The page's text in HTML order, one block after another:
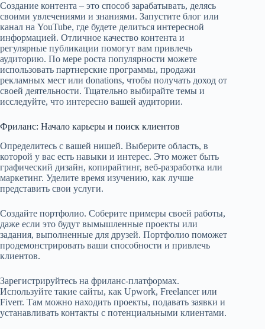
Создание контента – это способ зарабатывать, делясь
своими увлечениями и знаниями. Запустите блог или
канал на YouTube, где будете делиться интересной
информацией. Отличное качество контента и
регулярные публикации помогут вам привлечь
аудиторию. По мере роста популярности можете
использовать партнерские программы, продажи
рекламных мест или donations, чтобы получать доход от
своей деятельности. Тщательно выбирайте темы и
исследуйте, что интересно вашей аудитории.
Фриланс: Начало карьеры и поиск клиентов
Определитесь с вашей нишей. Выберите область, в
которой у вас есть навыки и интерес. Это может быть
графический дизайн, копирайтинг, веб-разработка или
маркетинг. Уделите время изучению, как лучше
представить свои услуги.
Создайте портфолио. Соберите примеры своей работы,
даже если это будут вымышленные проекты или
задания, выполненные для друзей. Портфолио поможет
продемонстрировать ваши способности и привлечь
клиентов.
Зарегистрируйтесь на фриланс-платформах.
Используйте такие сайты, как Upwork, Freelancer или
Fiverr. Там можно находить проекты, подавать заявки и
устанавливать контакты с потенциальными клиентами.